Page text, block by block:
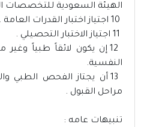
الهيئة السعودية للتخصصات
12 إن يكون لائقاً طبياً
النفسية.
13 أن يجتاز الفحص الطبي
مراحل القبول .
تنبيهات عامه :